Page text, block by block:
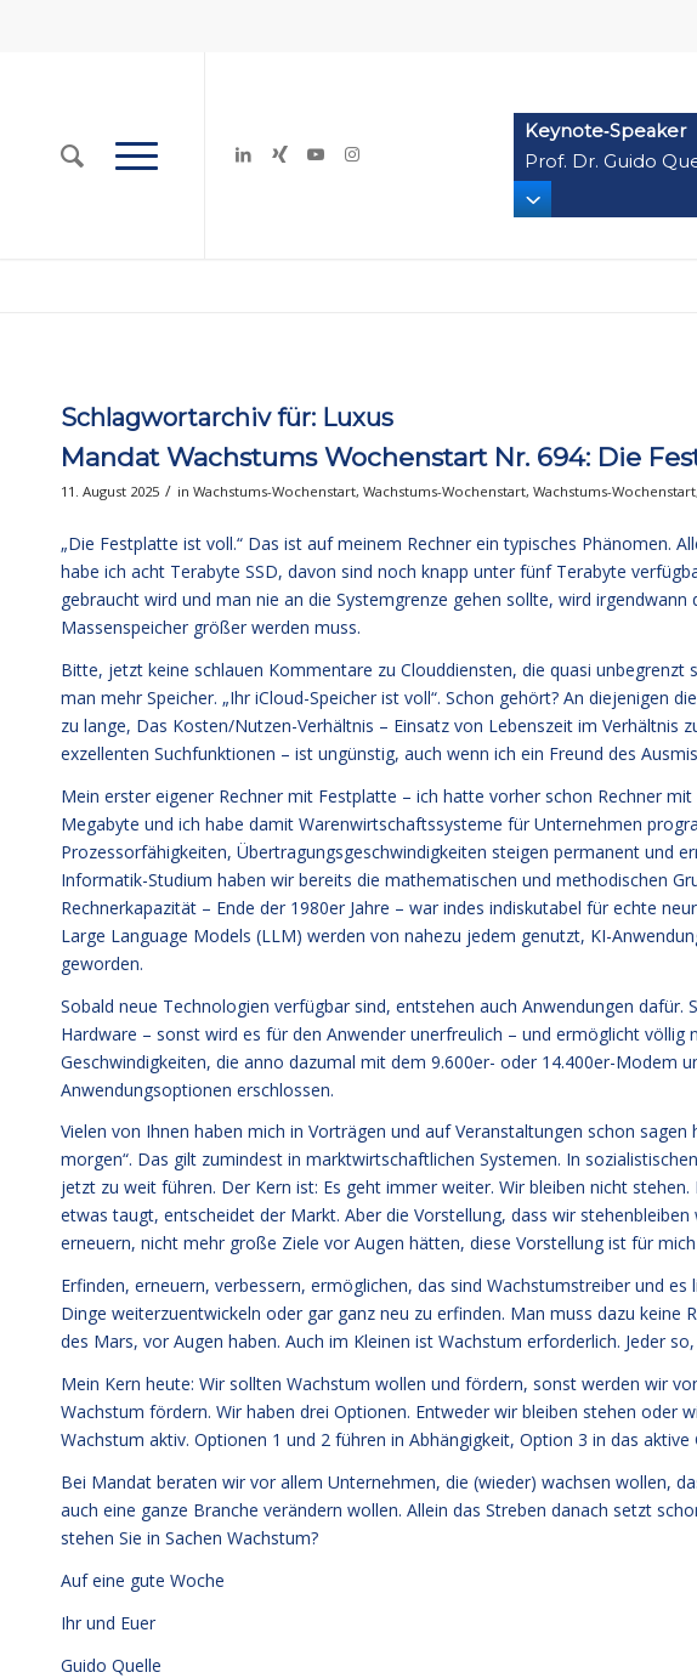
Keynote‑Speaker
Prof. Dr. Guido
Schlagwortarchiv für: Luxus
Mandat Wachstums Wochenstart Nr. 694: Die
11. August 2025 / in Wachstums-Wochenstart, Wachstums-Wochenstart, Wachstums-Wochenstart,
„Die Festplatte ist voll.“ Das ist auf meinem Rechner ein typisches Phänomen.
habe ich acht Terabyte SSD, davon sind noch knapp unter fünf Terabyte
gebraucht wird und man nie an die Systemgrenze gehen sollte, wird
Massenspeicher größer werden muss.
Bitte, jetzt keine schlauen Kommentare zu Clouddiensten, die quasi unbegrenzt
man mehr Speicher. „Ihr iCloud-Speicher ist voll“. Schon gehört? An diejenigen
zu lange, Das Kosten/Nutzen-Verhältnis – Einsatz von Lebenszeit im Verhältnis
exzellenten Suchfunktionen – ist ungünstig, auch wenn ich ein Freund des
Mein erster eigener Rechner mit Festplatte – ich hatte vorher schon Rechner
Megabyte und ich habe damit Warenwirtschaftssysteme für Unternehmen
Prozessorfähigkeiten, Übertragungsgeschwindigkeiten steigen permanent und
Informatik-Studium haben wir bereits die mathematischen und methodischen
Rechnerkapazität – Ende der 1980er Jahre – war indes indiskutabel für echte
Large Language Models (LLM) werden von nahezu jedem genutzt, KI-
geworden.
Sobald neue Technologien verfügbar sind, entstehen auch Anwendungen
Hardware – sonst wird es für den Anwender unerfreulich – und ermöglicht völlig
Geschwindigkeiten, die anno dazumal mit dem 9.600er- oder 14.400er-Modem
Anwendungsoptionen erschlossen.
Vielen von Ihnen haben mich in Vorträgen und auf Veranstaltungen schon
morgen“. Das gilt zumindest in marktwirtschaftlichen Systemen. In
jetzt zu weit führen. Der Kern ist: Es geht immer weiter. Wir bleiben nicht
etwas taugt, entscheidet der Markt. Aber die Vorstellung, dass wir
erneuern, nicht mehr große Ziele vor Augen hätten, diese Vorstellung ist für
Erfinden, erneuern, verbessern, ermöglichen, das sind Wachstumstreiber und
Dinge weiterzuentwickeln oder gar ganz neu zu erfinden. Man muss dazu keine
des Mars, vor Augen haben. Auch im Kleinen ist Wachstum erforderlich. Jeder
Mein Kern heute: Wir sollten Wachstum wollen und fördern, sonst werden wir
Wachstum fördern. Wir haben drei Optionen. Entweder wir bleiben stehen oder
Wachstum aktiv. Optionen 1 und 2 führen in Abhängigkeit, Option 3 in das aktive
Bei Mandat beraten wir vor allem Unternehmen, die (wieder) wachsen wollen,
auch eine ganze Branche verändern wollen. Allein das Streben danach setzt
stehen Sie in Sachen Wachstum?
Auf eine gute Woche
Ihr und Euer
Guido Quelle